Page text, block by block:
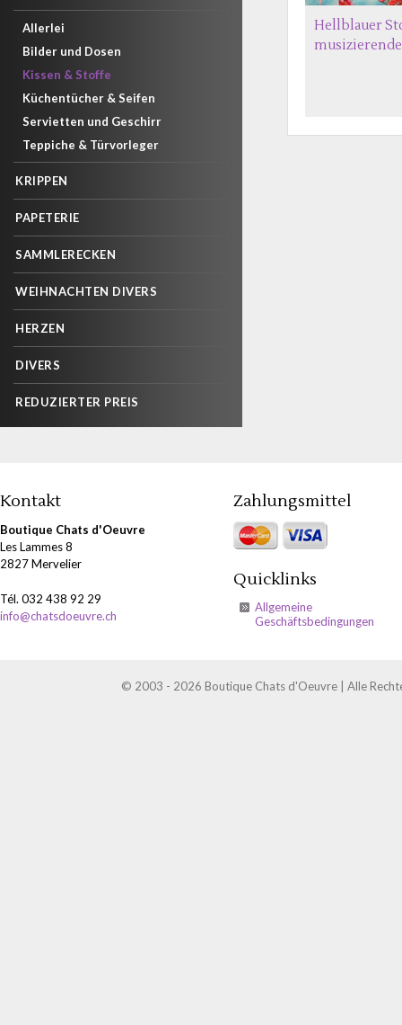
Allerlei
Bilder und Dosen
Kissen & Stoffe
Küchentücher & Seifen
Servietten und Geschirr
Teppiche & Türvorleger
KRIPPEN
PAPETERIE
SAMMLERECKEN
WEIHNACHTEN DIVERS
HERZEN
DIVERS
REDUZIERTER PREIS
Hellblauer
Kontakt
Boutique Chats d'Oeuvre
Les Lammes 8
2827 Mervelier
Tél. 032 438 92 29
info@chatsdoeuvre.ch
Zahlungsmittel
Quicklinks
Allgemeine
Geschäftsbedingungen
© 2003 - 2026 Boutique Chats d'Oeuvre | Alle